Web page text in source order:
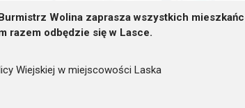
Wolina zaprasza wszystkich
razem odbędzie się w Lasce.
Wiejskiej w miejscowości Laska